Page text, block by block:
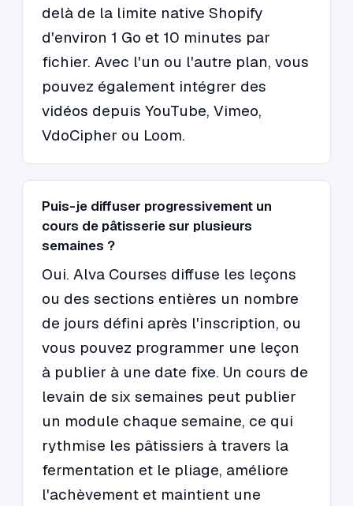
delà de la limite native Shopify
d'environ 1 Go et 10 minutes par
fichier. Avec l'un ou l'autre plan, vous
pouvez également intégrer des
vidéos depuis YouTube, Vimeo,
VdoCipher ou Loom.
Puis-je diffuser progressivement un
cours de pâtisserie sur plusieurs
semaines ?
Oui. Alva Courses diffuse les leçons
ou des sections entières un nombre
de jours défini après l'inscription, ou
vous pouvez programmer une leçon
à publier à une date fixe. Un cours de
levain de six semaines peut publier
un module chaque semaine, ce qui
rythmise les pâtissiers à travers la
fermentation et le pliage, améliore
l'achèvement et maintient une